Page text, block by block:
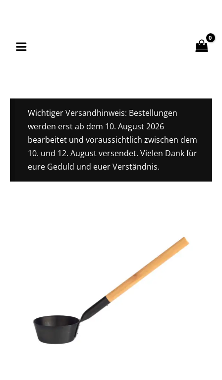
Wichtiger Versandhinweis: Bestellungen
werden erst ab dem 10. August 2026
bearbeitet und voraussichtlich zwischen dem
10. und 12. August versendet. Vielen Dank für
eure Geduld und euer Verständnis.